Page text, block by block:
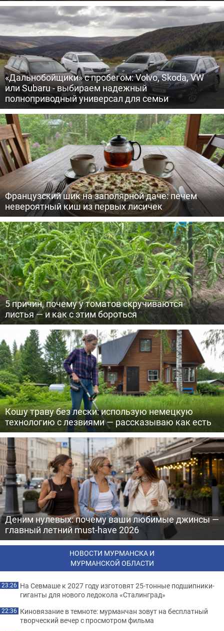
«Дальнобойщики» с пробегом: Volvo, Skoda, VW
или Subaru - выбираем надежный
полноприводный универсал для семьи
Французский шик на заполярной даче: печем
невероятный киш из первых лисичек
5 причин, почему у томатов скручиваются
листья — и как с этим бороться
Кошу траву без лески: использую немецкую
технологию с лезвиями — рассказываю как есть
Деним нулевых: почему ваши любимые джинсы —
главный летний must-have 2026
НОВОСТИ МУРМАНСКА И
МУРМАНСКОЙ ОБЛАСТИ
23:26 На Севмаше к 2027 году изготовят 25-тонные подшипники-
гиганты для нового ледокола «Сталинград»
22:36 Киновязание в темноте: мурманчан зовут на бесплатный
творческий вечер с просмотром фильма